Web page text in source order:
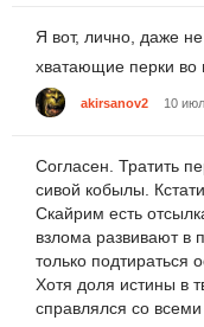
Я вот, лично, даже
хватающие перки во
akirsanov2 10
Согласен. Тратить
сивой кобылы.
Скайрим есть
взлома развивают в
только подтираться
Хотя доля истины в
справлялся со